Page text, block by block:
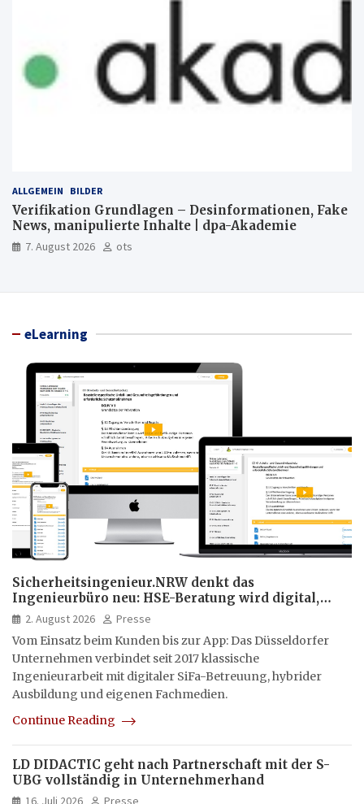
ALLGEMEIN BILDER
Verifikation Grundlagen – Desinformationen, Fake
News, manipulierte Inhalte | dpa-Akademie
7. August 2026 ots
eLearning
Sicherheitsingenieur.NRW denkt das
Ingenieurbüro neu: HSE-Beratung wird digital,
hybrid und multimedial
2. August 2026
Presse
Vom Einsatz beim Kunden bis zur App: Das Düsseldorfer
Unternehmen verbindet seit 2017 klassische
Ingenieurarbeit mit digitaler SiFa-Betreuung, hybrider
Ausbildung und eigenen Fachmedien.
Continue Reading
LD DIDACTIC geht nach Partnerschaft mit der S-
UBG vollständig in Unternehmerhand
16. Juli 2026 Presse